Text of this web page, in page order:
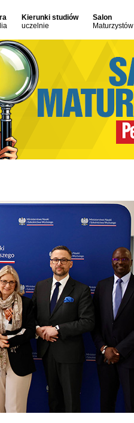
Kierunki studiów
uczelnie
Salon
Maturzystów